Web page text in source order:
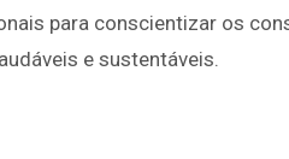
para conscientizar os
e sustentáveis.